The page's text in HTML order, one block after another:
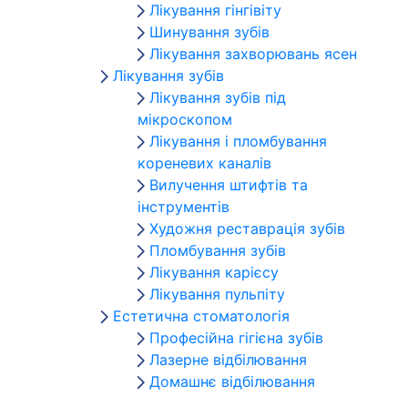
Лікування гінгівіту
Шинування зубів
Лікування захворювань ясен
Лікування зубів
Лікування зубів під
мікроскопом
Лікування і пломбування
кореневих каналів
Вилучення штифтів та
інструментів
Художня реставрація зубів
Пломбування зубів
Лікування карієсу
Лікування пульпіту
Естетична стоматологія
Професійна гігієна зубів
Лазерне відбілювання
Домашнє відбілювання